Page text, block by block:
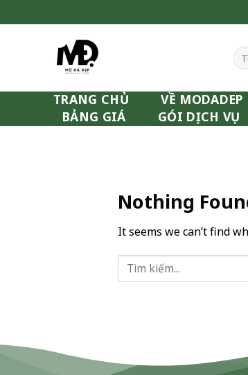
to
Tìm
TRANG CHỦ VỀ MODADEP
BẢNG GIÁ
GÓI DỊCH VỤ
Nothing
It seems we can’t find